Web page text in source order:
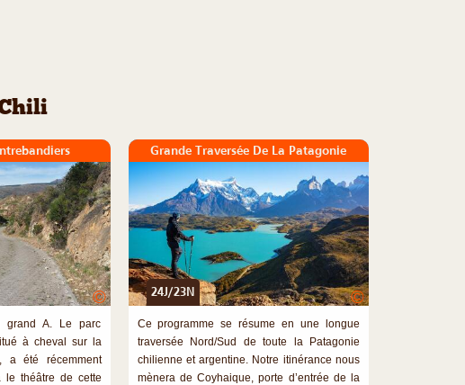
©
grand A. Le parc
à cheval sur la
a été récemment
le théâtre de cette
Grande Traversée De La Patagonie
24J/23N ©
Ce programme se résume en une longue
traversée Nord/Sud de toute la Patagonie
chilienne et argentine. Notre itinérance nous
mènera de Coyhaique, porte d’entrée de la